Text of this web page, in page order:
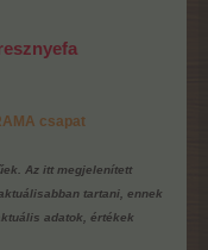
csapat
Az itt megjelenített
tartani, ennek
adatok, értékek